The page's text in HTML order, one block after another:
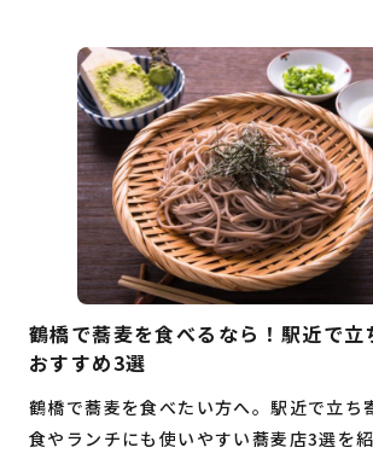
鶴橋で蕎麦を食べるなら！駅近で立
おすすめ3選
鶴橋で蕎麦を食べたい方へ。駅近で立ち
食やランチにも使いやすい蕎麦店3選を紹